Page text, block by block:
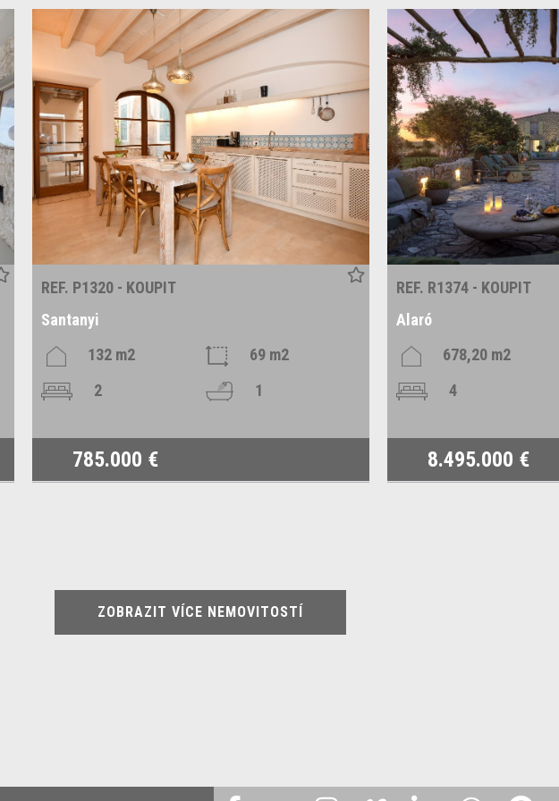
REF. P1320 - KOUPIT
Santanyi
132 m2
69 m2
2
1
785.000 €
REF. R1374 - KOUPIT
Alaró
678,20 m2
4
8.495.000 €
ZOBRAZIT VÍCE NEMOVITOSTÍ